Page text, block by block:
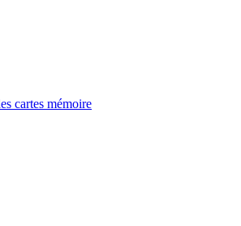
cartes mémoire